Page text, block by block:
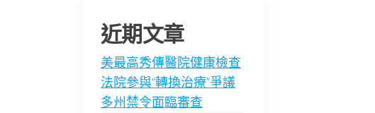
近期文章
美最高秀傳醫院健康檢查
法院參與“轉換治療”爭議
多州禁令面臨審查